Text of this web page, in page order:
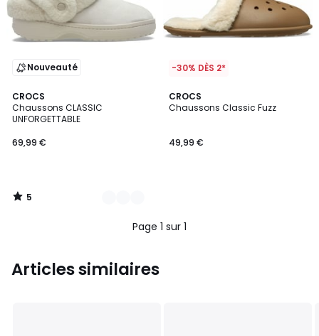
Nouveauté
CROCS
Chaussons CLASSIC
UNFORGETTABLE
69,99 €
5
/
5
3
Couleurs
5
/
-30% DÈS 2*
CROCS
Chaussons Classic Fuzz
49,99 €
Page 1 sur 1
Articles similaires